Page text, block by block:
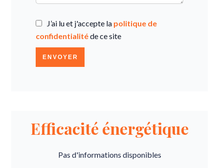
J’ai lu et j'accepte la politique de
confidentialitéde ce site
ENVOYER
Efficacité énergétique
Pas d'informations disponibles